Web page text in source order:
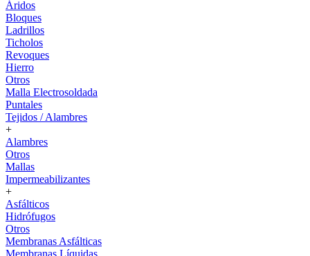
Áridos
Bloques
Ladrillos
Ticholos
Revoques
Hierro
Otros
Malla Electrosoldada
Puntales
Tejidos / Alambres
+
Alambres
Otros
Mallas
Impermeabilizantes
+
Asfálticos
Hidrófugos
Otros
Membranas Asfálticas
Membranas Líquidas